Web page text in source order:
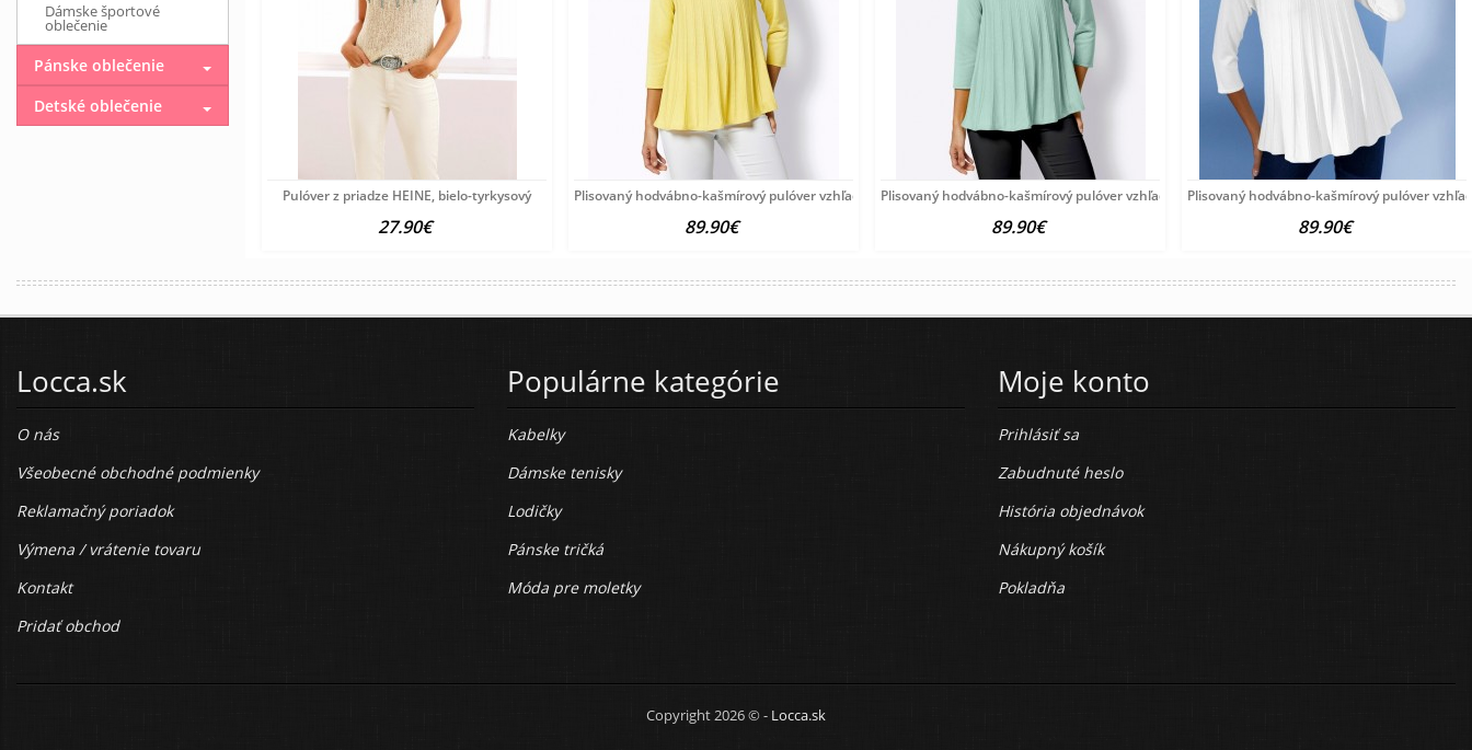
Pulóver z priadze HEINE, bielo-tyrkysový
27.90€
Plisovaný hodvábno-kašmírový pulóver vzhľadom Création
89.90€
Plisovaný hodvábno-kašmírový pulóver vzhľadom Création
89.90€
Plisovaný hodvábno-kašmírový pulóver
89.90€
Dámske športové
oblečenie
Pánske oblečenie
Detské oblečenie
Locca.sk
O nás
Všeobecné obchodné podmienky
Reklamačný poriadok
Výmena / vrátenie tovaru
Kontakt
Pridať obchod
Populárne kategórie
Kabelky
Dámske tenisky
Lodičky
Pánske tričká
Móda pre moletky
Moje konto
Prihlásiť sa
Zabudnuté heslo
História objednávok
Nákupný košík
Pokladňa
Copyright 2026 © - Locca.sk